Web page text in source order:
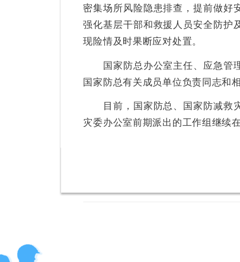
密集场所风险隐患排查，提前做好
强化基层干部和救援人员安全防护
现险情及时果断应对处置。
国家防总办公室主任、应急管理
国家防总有关成员单位负责同志和
目前，国家防总、国家防减救灾
灾委办公室前期派出的工作组继续